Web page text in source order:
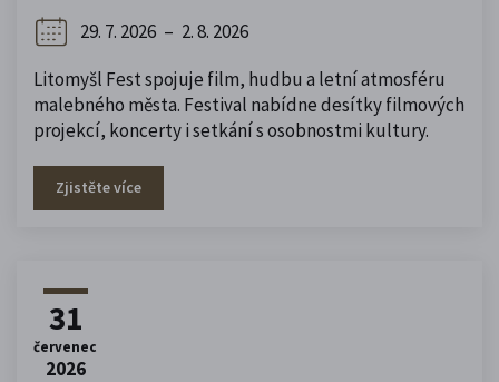
29. 7. 2026 – 2. 8. 2026
Litomyšl Fest spojuje film, hudbu a letní atmosféru
malebného města. Festival nabídne desítky filmových
projekcí, koncerty i setkání s osobnostmi kultury.
Zjistěte více
31
červenec
2026